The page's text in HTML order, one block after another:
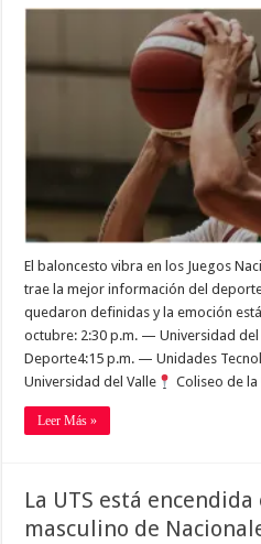
El baloncesto vibra en los Juegos
trae la mejor información del
quedaron definidas y la emoción
octubre: 2:30 p.m. — Universidad del
Deporte4:15 p.m. — Unidades
Universidad del Valle
Coliseo de
Leer Más »
La UTS está
masculino de